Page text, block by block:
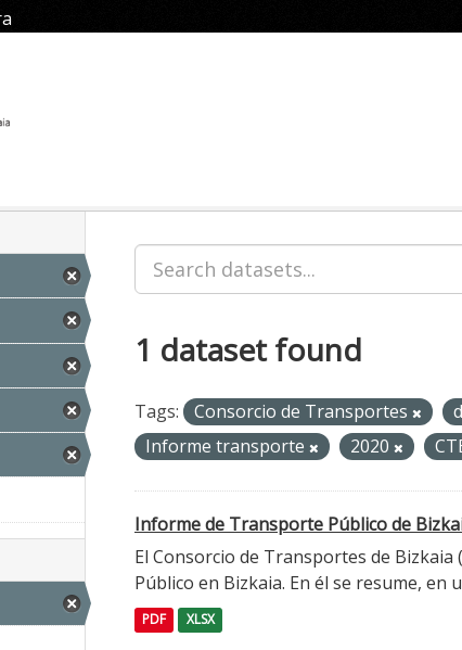
1 dataset found
Tags: Consorcio de Transportes
Informe transporte
2020
Informe de Transporte Público de
El Consorcio de Transportes de
Público en Bizkaia. En él se resume, en
PDF XLSX